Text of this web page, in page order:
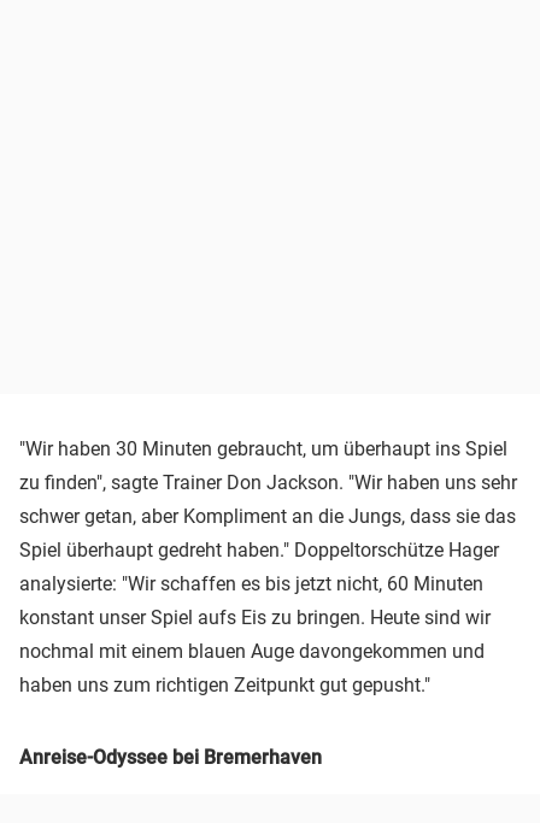
"Wir haben 30 Minuten gebraucht, um überhaupt ins Spiel
zu finden", sagte Trainer Don Jackson. "Wir haben uns sehr
schwer getan, aber Kompliment an die Jungs, dass sie das
Spiel überhaupt gedreht haben." Doppeltorschütze Hager
analysierte: "Wir schaffen es bis jetzt nicht, 60 Minuten
konstant unser Spiel aufs Eis zu bringen. Heute sind wir
nochmal mit einem blauen Auge davongekommen und
haben uns zum richtigen Zeitpunkt gut gepusht."
Anreise-Odyssee bei Bremerhaven